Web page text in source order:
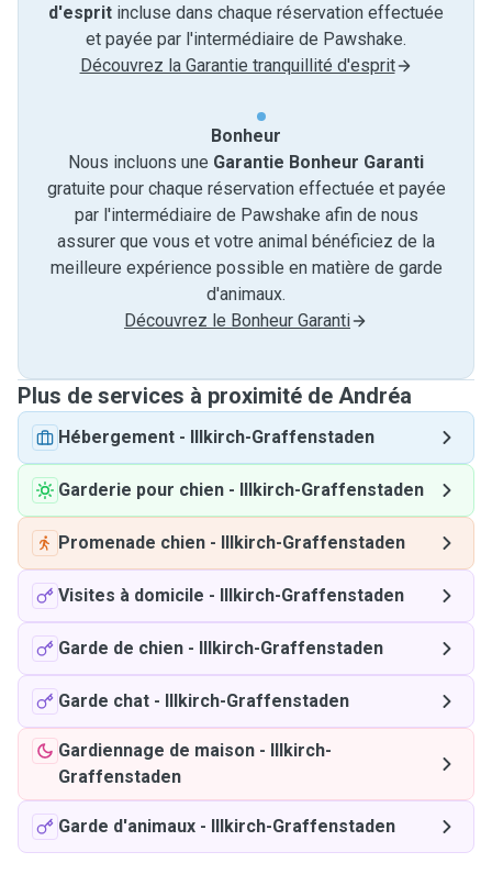
d'esprit incluse dans chaque réservation effectuée
et payée par l'intermédiaire de Pawshake.
Découvrez la Garantie tranquillité d'esprit
Bonheur
Nous incluons une Garantie Bonheur Garanti
gratuite pour chaque réservation effectuée et payée
par l'intermédiaire de Pawshake afin de nous
assurer que vous et votre animal bénéficiez de la
meilleure expérience possible en matière de garde
d'animaux.
Découvrez le Bonheur Garanti
Plus de services à proximité de Andréa
Hébergement - Illkirch-Graffenstaden
Garderie pour chien - Illkirch-Graffenstaden
Promenade chien - Illkirch-Graffenstaden
Visites à domicile - Illkirch-Graffenstaden
Garde de chien - Illkirch-Graffenstaden
Garde chat - Illkirch-Graffenstaden
Gardiennage de maison - Illkirch-
Graffenstaden
Garde d'animaux - Illkirch-Graffenstaden